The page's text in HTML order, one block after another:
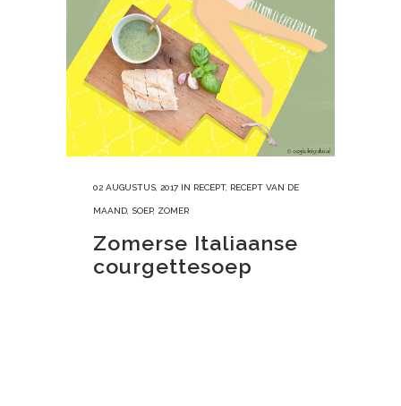
02 AUGUSTUS, 2017 IN RECEPT, RECEPT VAN DE
MAAND SOEP, ZOMER
Zomerse Italiaanse
courgettesoep